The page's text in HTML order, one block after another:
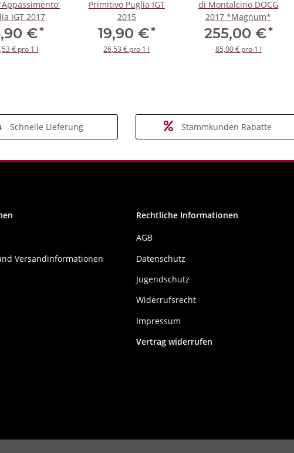
IGT 2017
€*
€ pro 1 l
Primitivo Puglia IGT
2015
19,90 €*
26,53 € pro 1 l
di Montalcino DOCG
2017 *Magnum*
255,00 €*
85,00 € pro 1 l
Schnelle Lieferung Stammkunden Rabatte
Versandinformationen
Rechtliche Informationen
AGB
Datenschutz
Jugendschutz
Widerrufsrecht
Impressum
Vertrag widerrufen